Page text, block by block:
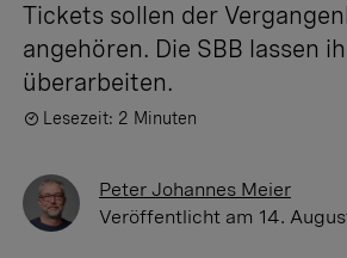
Tickets sollen der
angehören. Die SBB lassen
überarbeiten.
Lesezeit: 2 Minuten
Peter Johannes Meier
Veröffentlicht am 14.